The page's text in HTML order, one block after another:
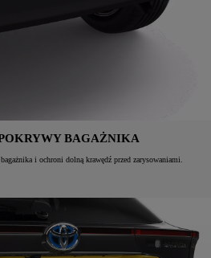
BAGAŻNIKA
i ochroni dolną krawędź przed zarysowaniami.